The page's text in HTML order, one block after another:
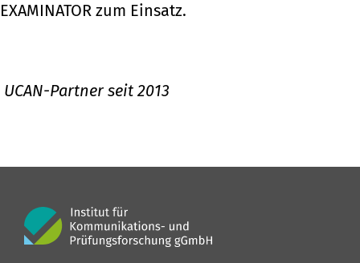
zurück
EXAMINATOR zum Einsatz.
UCAN-Partner seit 2013